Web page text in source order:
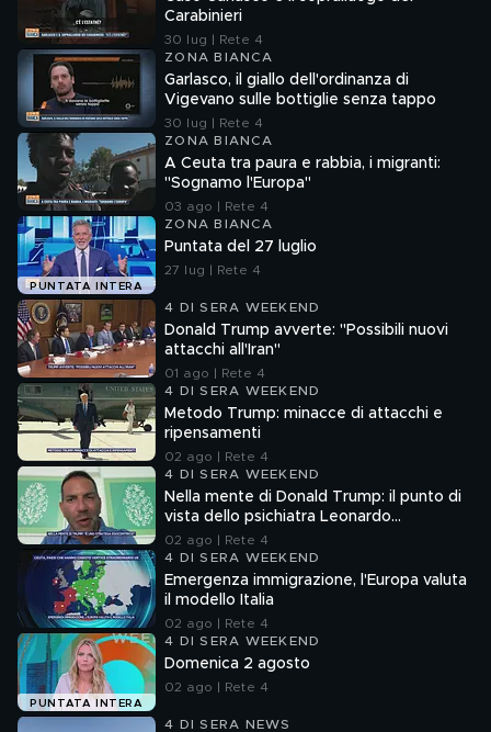
Carabinieri
30 lug | Rete 4
ZONA BIANCA
Garlasco, il giallo dell'ordinanza di
Vigevano sulle bottiglie senza tappo
30 lug | Rete 4
ZONA BIANCA
A Ceuta tra paura e rabbia, i migranti:
"Sognamo l'Europa"
03 ago | Rete 4
PUNTATA INTERA
ZONA BIANCA
Puntata del 27 luglio
27 lug | Rete 4
4 DI SERA WEEKEND
Donald Trump avverte: "Possibili nuovi
attacchi all'Iran"
01 ago | Rete 4
4 DI SERA WEEKEND
Metodo Trump: minacce di attacchi e
ripensamenti
02 ago | Rete 4
4 DI SERA WEEKEND
Nella mente di Donald Trump: il punto di
vista dello psichiatra Leonardo
Mendolicchio
02 ago | Rete 4
4 DI SERA WEEKEND
Emergenza immigrazione, l'Europa valuta
il modello Italia
02 ago | Rete 4
PUNTATA INTERA
4 DI SERA WEEKEND
Domenica 2 agosto
02 ago | Rete 4
4 DI SERA NEWS